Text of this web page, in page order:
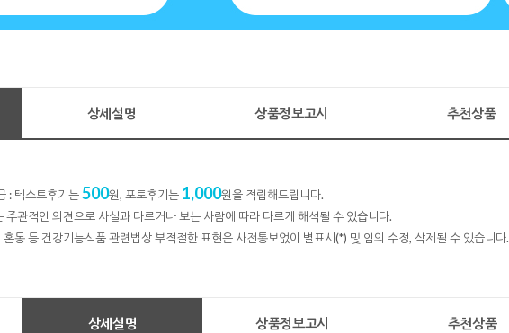
상세설명 상품정보고시 추천상품
: 텍스트후기는500원, 포토후기는 1,000원을 적립해드립니다.
주관적인 의견으로 사실과 다르거나 보는 사람에 따라 다르게 해석될 수 있습니다.
혼동 등 건강기능식품 관련법상 부적절한 표현은 사전통보없이 별표시(*) 및 임의 수정, 삭제될 수 있습니다.
상세설명 상품정보고시 추천상품